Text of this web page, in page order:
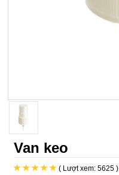
Van keo
( Lượt xem: 5625 )